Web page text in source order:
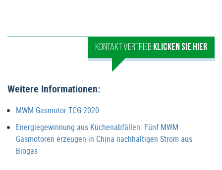
KONTAKT VERTRIEB KLICKEN SIE HIER
Weitere Informationen:
MWM Gasmotor TCG 2020
Energiegewinnung aus Küchenabfällen: Fünf MWM
Gasmotoren erzeugen in China nachhaltigen Strom aus
Biogas